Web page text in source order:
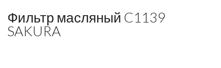
Фильтр масляный C1139
SAKURA